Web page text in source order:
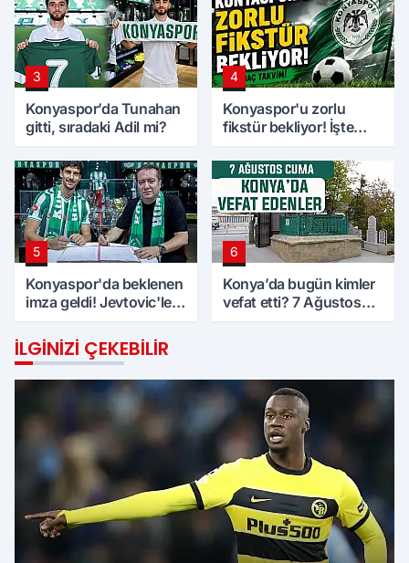
3
Konyaspor’da Tunahan
gitti, sıradaki Adil mi?
4
Konyaspor'u zorlu
fikstür bekliyor! İşte
5
Konyaspor'da beklenen
imza geldi! Jevtovic'le
6
Konya’da bugün kimler
vefat etti? 7 Ağustos
İLGINIZI ÇEKEBILIR